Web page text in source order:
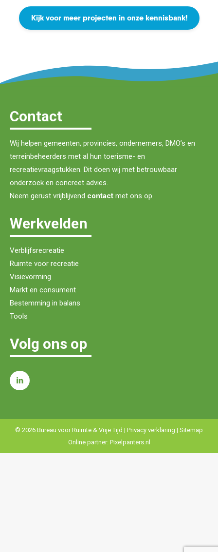
Kijk voor meer projecten in onze kennisbank!
Contact
Wij helpen gemeenten, provincies, ondernemers, DMO’s en
terreinbeheerders met al hun toerisme- en
recreatievraagstukken. Dit doen wij met betrouwbaar
onderzoek en concreet advies.
Neem gerust vrijblijvend contact met ons op.
Werkvelden
Verblijfsrecreatie
Ruimte voor recreatie
Visievorming
Markt en consument
Bestemming in balans
Tools
Volg ons op
© 2026 Bureau voor Ruimte & Vrije Tijd | Privacy verklaring | Sitemap
Online partner: Pixelpanters.nl